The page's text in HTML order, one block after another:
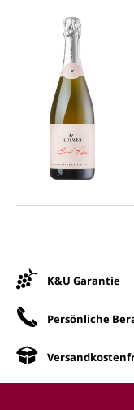
K&U Garantie
Persönliche